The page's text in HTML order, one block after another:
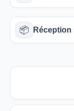
📦 Réception